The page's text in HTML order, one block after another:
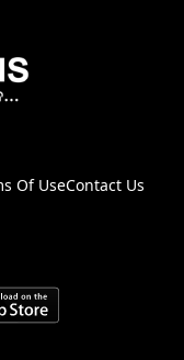
Of UseContact Us